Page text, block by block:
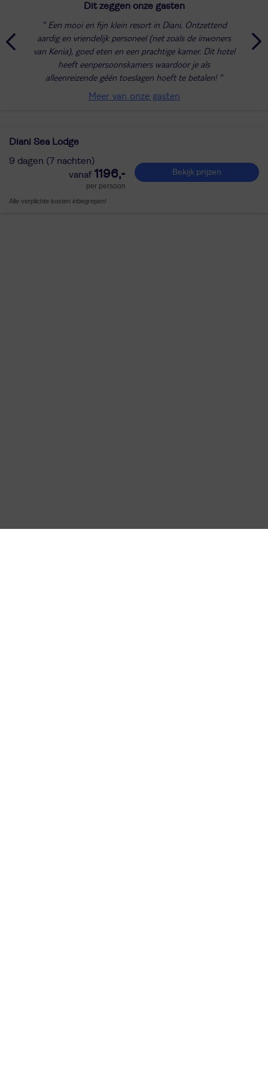
Dit zeggen onze gasten
Een mooi en fijn klein resort in Diani. Ontzettend
aardig en vriendelijk personeel (net zoals de inwoners
van Kenia), goed eten en een prachtige kamer. Dit hotel
heeft eenpersoonskamers waardoor je als
alleenreizende géén toeslagen hoeft te betalen!
Meer van onze gasten
Diani Sea Lodge
9 dagen (7 nachten)
1196,-
per persoon
Bekijk prijzen
Alle verplichte kosten inbegrepen!